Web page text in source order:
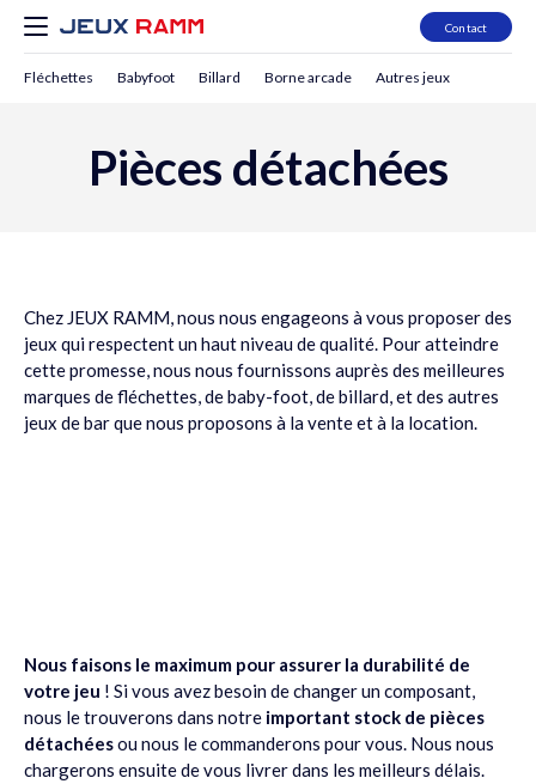
Contact
Fléchettes Babyfoot Billard Borne arcade Autres jeux
Pièces détachées
Chez JEUX RAMM, nous nous engageons à vous proposer des
jeux qui respectent un haut niveau de qualité. Pour atteindre
cette promesse, nous nous fournissons auprès des meilleures
marques defléchettes, debaby-foot, debillard, et des autres
jeux de barque nous proposons à la vente et à la location.
Nous faisons le maximum pour assurer la durabilité de
votre jeu ! Si vous avez besoin de changer un composant,
nous le trouverons dans notre important stock de pièces
détachéesou nous le commanderons pour vous. Nous nous
chargerons ensuite de vous livrer dans les meilleurs délais.